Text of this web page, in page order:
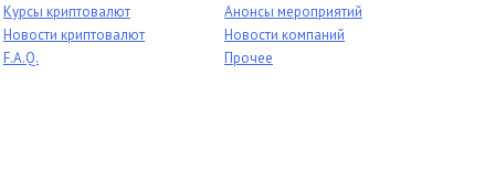
Курсы криптовалют
Новости криптовалют
F.A.Q.
Анонсы мероприятий
Новости компаний
Прочее